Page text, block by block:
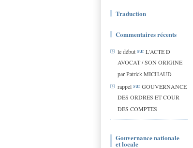
Traduction
Commentaires récents
le débutsurL'ACTE D
AVOCAT / SON ORIGINE
par Patrick MICHAUD
rappelsurGOUVERNANCE
DES ORDRES ET COUR
DES COMPTES
Gouvernance nationale
et locale